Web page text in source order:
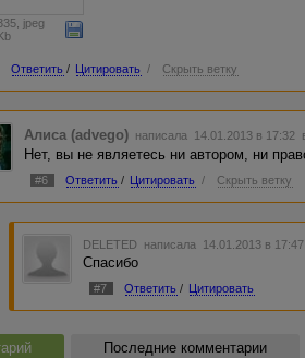
jpeg
Ответить / Цитировать / Скрыть ветку
Алиса (advego) написала 14.01.2013 в 17:32
Нет, вы не являетесь ни автором, ни
#6 Ответить / Цитировать / Скрыть ветку
DELETED написала 14.01.2013 в
Спасибо
#7 Ответить / Цитировать
Последние комментарии